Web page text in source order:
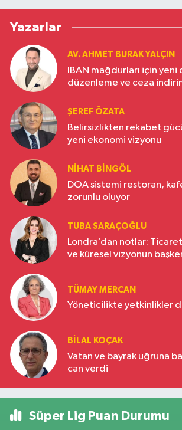
Yazarlar
AV. AHMET BURAK YALÇIN
IBAN mağdurları için yeni
düzenleme ve ceza
ŞEREF ÖZATA
Belirsizlikten rekabet
yeni ekonomi vizyonu
NIHAT BINGÖL
DOA sistemi restoran,
zorunlu oluyor
TUBA SARAÇOĞLU
Londra’dan notlar:
ve küresel vizyonun
TÜMAY MERCAN
Yöneticilikte yetkinlikler
BILAL KOÇAK
Vatan ve bayrak uğruna
can verdi
Süper Lig Puan Durumu